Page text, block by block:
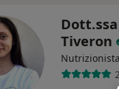
Tiveron
Nutrizionista